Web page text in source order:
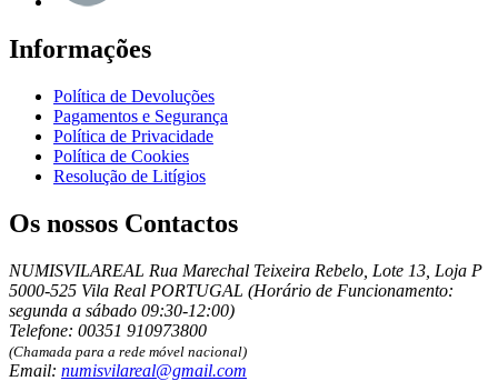
Informações
Política de Devoluções
Pagamentos e Segurança
Política de Privacidade
Política de Cookies
Resolução de Litígios
Os nossos Contactos
NUMISVILAREAL Rua Marechal Teixeira Rebelo, Lote 13, Loja P
5000-525 Vila Real PORTUGAL (Horário de Funcionamento:
segunda a sábado 09:30-12:00)
Telefone: 00351 910973800
(Chamada para a rede móvel nacional)
Email: numisvilareal@gmail.com